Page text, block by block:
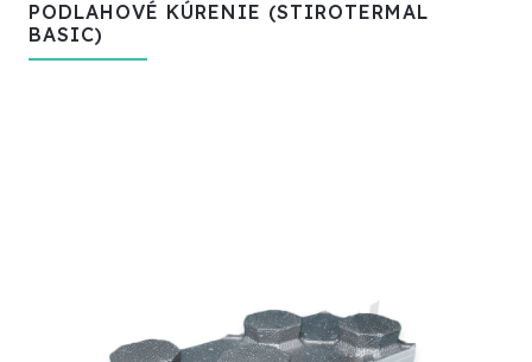
PODLAHOVÉ KÚRENIE (STIROTERMAL
BASIC)